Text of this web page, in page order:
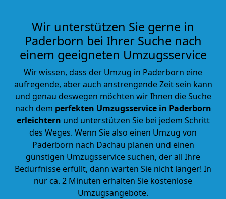
Wir unterstützen Sie gerne in
Paderborn bei Ihrer Suche nach
einem geeigneten Umzugsservice
Wir wissen, dass der Umzug in Paderborn eine
aufregende, aber auch anstrengende Zeit sein kann
und genau deswegen möchten wir Ihnen die Suche
nach dem perfekten Umzugsservice in Paderborn
erleichtern und unterstützen Sie bei jedem Schritt
des Weges. Wenn Sie also einen Umzug von
Paderborn nach Dachau planen und einen
günstigen Umzugsservice suchen, der all Ihre
Bedürfnisse erfüllt, dann warten Sie nicht länger! In
nur ca. 2 Minuten erhalten Sie kostenlose
Umzugsangebote.